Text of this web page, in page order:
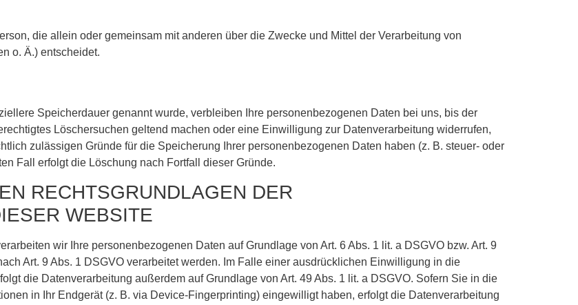
die allein oder gemeinsam mit anderen über die Zwecke und Mittel der Verarbeitung von
o. Ä.) entscheidet.
Speicherdauer genannt wurde, verbleiben Ihre personenbezogenen Daten bei uns, bis der
Löschersuchen geltend machen oder eine Einwilligung zur Datenverarbeitung widerrufen,
zulässigen Gründe für die Speicherung Ihrer personenbezogenen Daten haben (z. B. steuer- oder
Fall erfolgt die Löschung nach Fortfall dieser Gründe.
RECHTSGRUNDLAGEN DER
WEBSITE
wir Ihre personenbezogenen Daten auf Grundlage von Art. 6 Abs. 1 lit. a DSGVO bzw. Art. 9
Art. 9 Abs. 1 DSGVO verarbeitet werden. Im Falle einer ausdrücklichen Einwilligung in die
die Datenverarbeitung außerdem auf Grundlage von Art. 49 Abs. 1 lit. a DSGVO. Sofern Sie in die
in Ihr Endgerät (z. B. via Device-Fingerprinting) eingewilligt haben, erfolgt die Datenverarbeitung